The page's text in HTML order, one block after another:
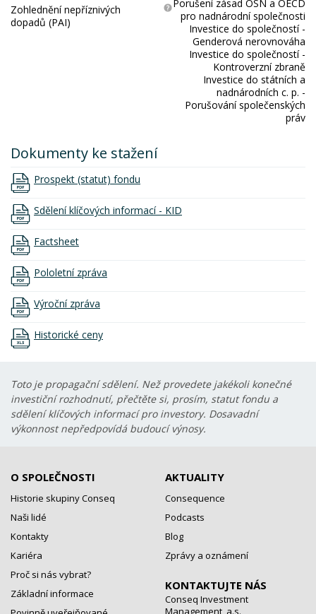
Zohlednění nepříznivých
dopadů (PAI)
Porušení zásad OSN a OECD
pro nadnárodní společnosti
Investice do společností -
Genderová nerovnováha
Investice do společností -
Kontroverzní zbraně
Investice do státních a
nadnárodních c. p. -
Porušování společenských
práv
Dokumenty ke stažení
Prospekt (statut) fondu
Sdělení klíčových informací - KID
Factsheet
Pololetní zpráva
Výroční zpráva
Historické ceny
Toto je propagační sdělení. Než provedete jakékoli konečné
investiční rozhodnutí, přečtěte si, prosím, statut fondu a
sdělení klíčových informací pro investory. Dosavadní
výkonnost nepředpovídá budoucí výnosy.
O SPOLEČNOSTI
Historie skupiny Conseq
Naši lidé
Kontakty
Kariéra
Proč si nás vybrat?
Základní informace
AKTUALITY
Consequence
Podcasts
Blog
Zprávy a oznámení
KONTAKTUJTE NÁS
Conseq Investment
Management, a.s.